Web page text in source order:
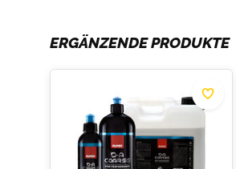
ERGÄNZENDE PRODUKTE